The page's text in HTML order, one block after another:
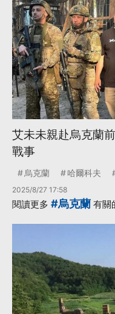
艾未未親赴烏克蘭
戰事
烏克蘭 哈爾科夫
2025/8/27 17:58
閱讀更多 #烏克蘭 有關